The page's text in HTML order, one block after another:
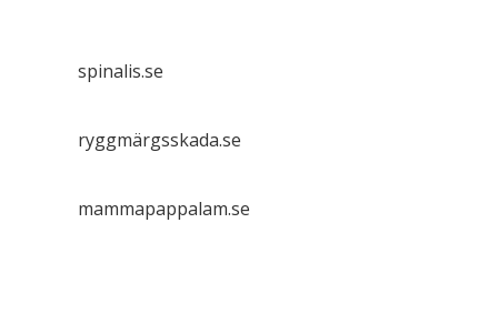
spinalis.se
ryggmärgsskada.se
mammapappalam.se